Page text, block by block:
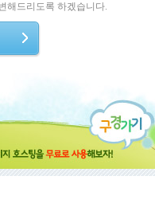
해드리도록 하겠습니다.